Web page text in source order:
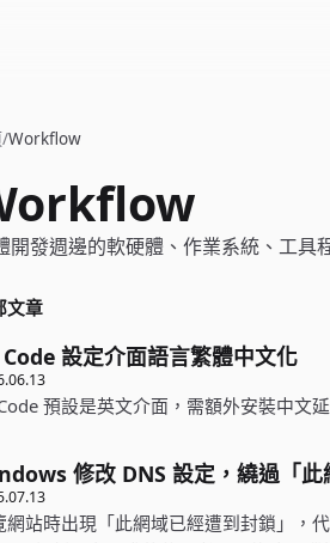
/Workflow
開發週邊的軟硬體、作業系統、工具
文章
Code 設定介面語言繁體中文化
預設是英文介面，需額外安裝中文
修改 DNS 設定，繞過「
網站時出現「此網域已經遭到封鎖」，